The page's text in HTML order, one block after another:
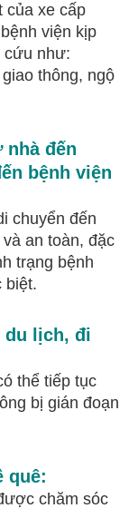
của xe cấp
viện kịp
cứu như:
thông, ngộ
nhà đến
bệnh viện
chuyển đến
an toàn, đặc
trạng bệnh
biệt.
du lịch, đi
thể tiếp tục
bị gián đoạn
quê:
chăm sóc